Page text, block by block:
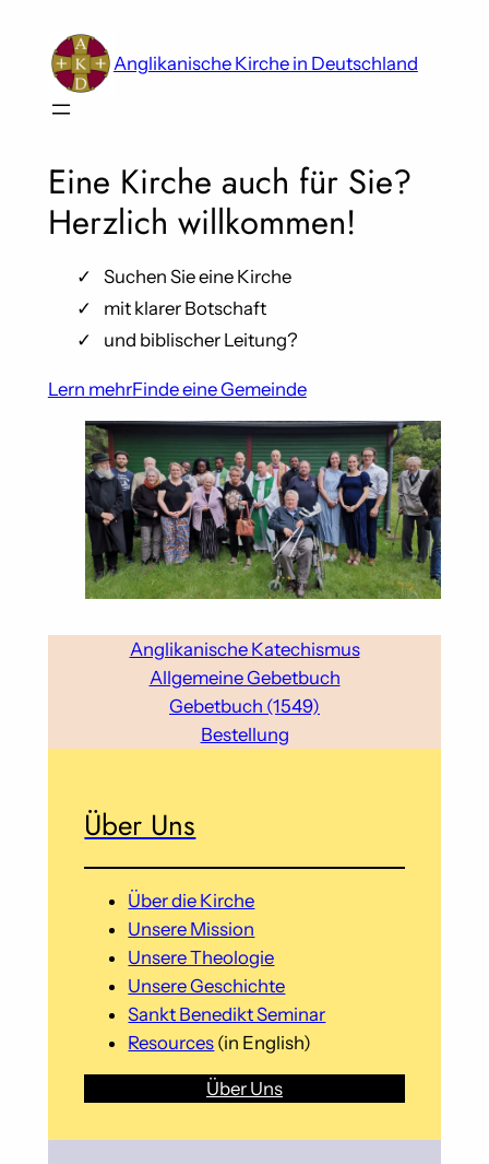
content
Anglikanische Kirche in Deutschland
Eine Kirche auch für Sie?
Herzlich willkommen!
Suchen Sie eine Kirche
mit klarer Botschaft
und biblischer Leitung?
Lern mehrFinde eine Gemeinde
Anglikanische Katechismus
Allgemeine Gebetbuch
Gebetbuch (1549)
Bestellung
Über Uns
Über die Kirche
Unsere Mission
Unsere Theologie
Unsere Geschichte
Sankt Benedikt Seminar
Resources (in English)
Über Uns